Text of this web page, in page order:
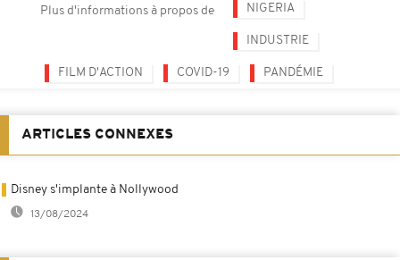
Plus d'informations à propos de NIGERIA
INDUSTRIE
FILM D'ACTION COVID-19 PANDÉMIE
ARTICLES CONNEXES
Disney s'implante à Nollywood
13/08/2024